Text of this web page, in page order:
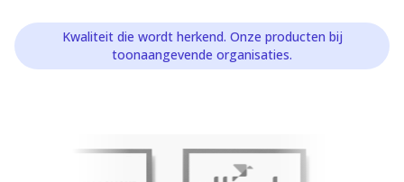
Kwaliteit die wordt herkend. Onze producten bij
toonaangevende organisaties.